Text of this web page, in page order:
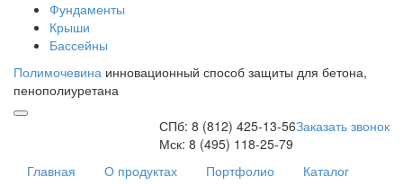
Фундаменты
Крыши
Бассейны
Полимочевина инновационный способ защиты для бетона,
пенополиуретана
Заказать звонок
СПб: 8 (812) 425-13-56
Мск: 8 (495) 118-25-79
Главная
О продуктах Портфолио
Каталог